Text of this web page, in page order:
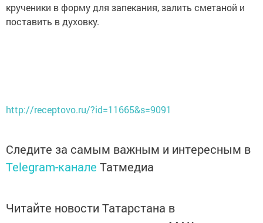
крученики в форму для запекания, залить сметаной и
поставить в духовку.
http://receptovo.ru/?id=11665&s=9091
Следите за самым важным и интересным в
Telegram-канале Татмедиа
Читайте новости Татарстана в